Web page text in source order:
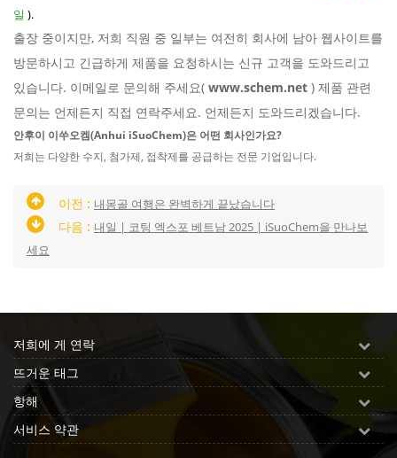
일 ).
출장 중이지만, 저희 직원 중 일부는 여전히 회사에 남아 웹사이트를
방문하시고 긴급하게 제품을 요청하시는 신규 고객을 도와드리고
있습니다. 이메일로 문의해 주세요( www.schem.net ) 제품 관련
문의는 언제든지 직접 연락주세요. 언제든지 도와드리겠습니다.
안후이 이쑤오켐(Anhui iSuoChem)은 어떤 회사인가요?
저희는 다양한 수지, 첨가제, 접착제를 공급하는 전문 기업입니다.
이전 : 내몽골 여행은 완벽하게 끝났습니다
다음 : 내일 | 코팅 엑스포 베트남 2025 | iSuoChem을 만나보
세요
저희에 게 연락
뜨거운 태그
항해
서비스 약관